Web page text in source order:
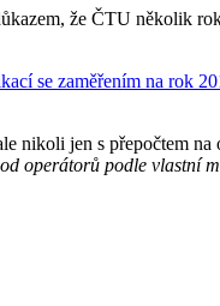
že ČTU několik
se zaměřením na rok
jen s přepočtem
operátorů podle vlastní